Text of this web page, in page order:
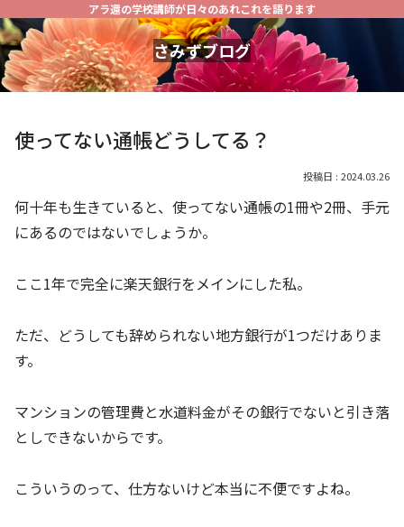
アラ還の学校講師が日々のあれこれを語ります
さみずブログ
使ってない通帳どうしてる？
2024.03.26
何十年も生きていると、使ってない通帳の1冊や2冊、手元
にあるのではないでしょうか。
ここ1年で完全に楽天銀行をメインにした私。
ただ、どうしても辞められない地方銀行が1つだけありま
す。
マンションの管理費と水道料金がその銀行でないと引き落
としできないからです。
こういうのって、仕方ないけど本当に不便ですよね。